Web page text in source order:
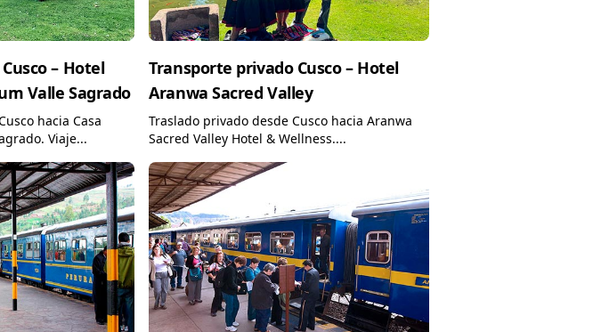
– Hotel
Valle Sagrado
hacia Casa
Viaje...
Transporte privado Cusco – Hotel
Aranwa Sacred Valley
Traslado privado desde Cusco hacia Aranwa
Sacred Valley Hotel & Wellness....